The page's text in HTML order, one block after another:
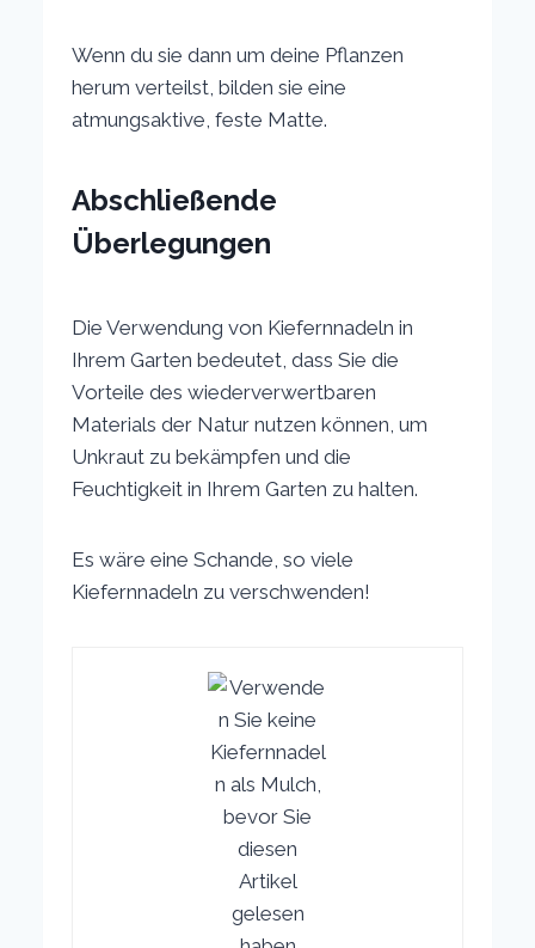
Wenn du sie dann um deine Pflanzen
herum verteilst, bilden sie eine
atmungsaktive, feste Matte.
Abschließende
Überlegungen
Die Verwendung von Kiefernnadeln in
Ihrem Garten bedeutet, dass Sie die
Vorteile des wiederverwertbaren
Materials der Natur nutzen können, um
Unkraut zu bekämpfen und die
Feuchtigkeit in Ihrem Garten zu halten.
Es wäre eine Schande, so viele
Kiefernnadeln zu verschwenden!